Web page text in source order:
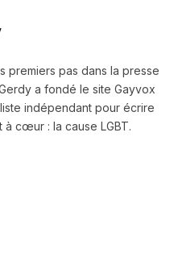
premiers pas dans la presse
a fondé le site Gayvox
indépendant pour écrire
à cœur : la cause LGBT.